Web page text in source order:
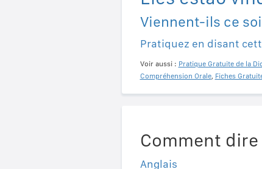
Viennent-ils ce
Pratiquez en disant
Voir aussi : Pratique Gratuite de la
Compréhension Orale, Fiches
Comment
Anglais